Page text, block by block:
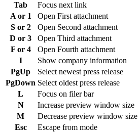
Tab
Focus next link
A or 1
Open First attachment
S or 2
Open Second attachment
D or 3
Open Third attachment
F or 4
Open Fourth attachment
I
Show company information
PgUp
Select newest press release
PgDown Select oldest press release
L
Focus on filer bar
N
Increase preview window size
M
Decrease preview window size
Esc
Escape from mode